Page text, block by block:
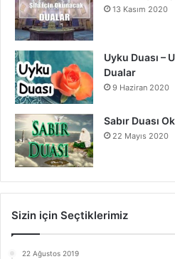
13 Kasım 2020
Uyku Duası –
Dualar
9 Haziran 2020
Sabır Duası
22 Mayıs 2020
Sizin için Seçtiklerimiz
22 Ağustos 2019